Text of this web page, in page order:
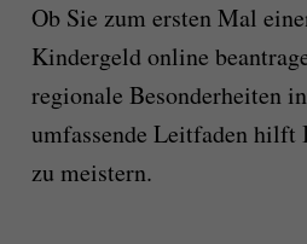
Ob Sie zum ersten Mal
Kindergeld online
regionale Besonderheiten
umfassende Leitfaden hilft
zu meistern.